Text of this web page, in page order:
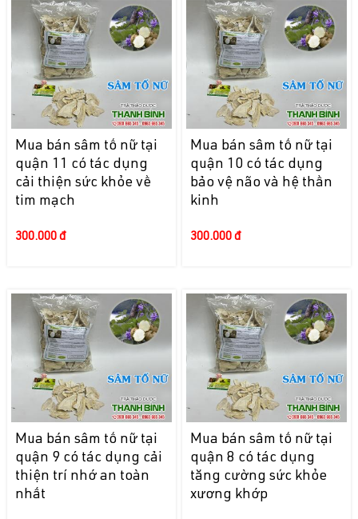
Mua bán sâm tố nữ tại
quận 11 có tác dụng
cải thiện sức khỏe về
tim mạch
300.000 đ
Mua bán sâm tố nữ tại
quận 10 có tác dụng
bảo vệ não và hệ thần
kinh
300.000 đ
Mua bán sâm tố nữ tại
quận 9 có tác dụng cải
thiện trí nhớ an toàn
nhất
Mua bán sâm tố nữ tại
quận 8 có tác dụng
tăng cường sức khỏe
xương khớp